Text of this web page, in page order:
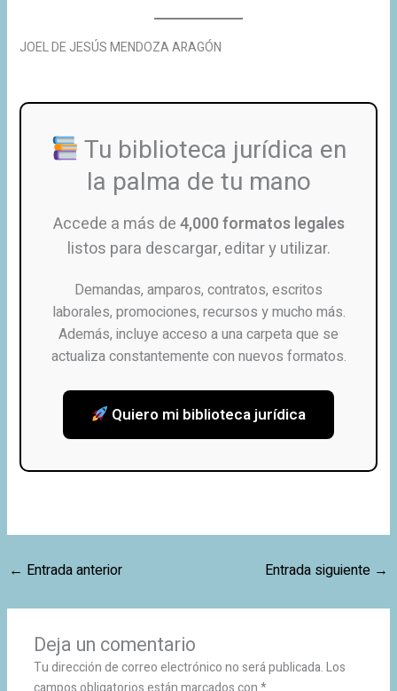
JOEL DE JESÚS MENDOZA ARAGÓN
Tu biblioteca jurídica en
la palma de tu mano
Accede a más de4,000 formatos legales
listos para descargar, editar y utilizar.
Demandas, amparos, contratos, escritos
laborales, promociones, recursos y mucho más.
Además, incluye acceso a una carpeta que se
actualiza constantemente con nuevos formatos.
Quiero mi biblioteca jurídica
← Entrada anterior Entrada siguiente →
Deja un comentario
Tu dirección de correo electrónico no será publicada.Los